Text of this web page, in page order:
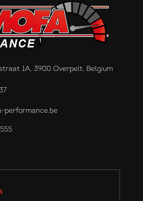
1A, 3900 Overpelt, Belgium
performance.be